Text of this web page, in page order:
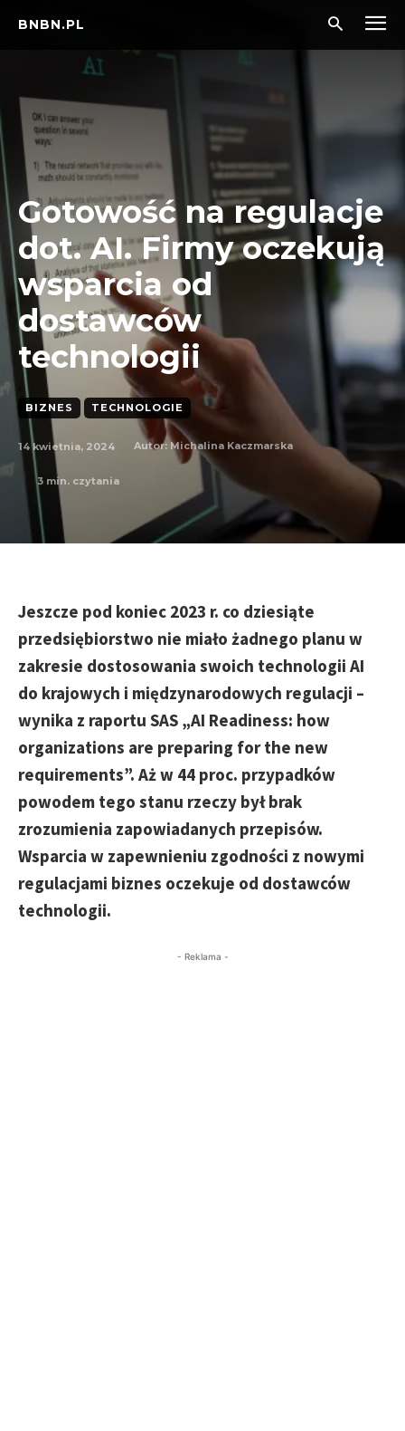
BNBN.PL
Gotowość na regulacje
dot. AI. Firmy oczekują
wsparcia od
dostawców
technologii
BIZNES TECHNOLOGIE
14 kwietnia, 2024 Autor: Michalina Kaczmarska
3 min. czytania
Jeszcze pod koniec 2023 r. co dziesiąte
przedsiębiorstwo nie miało żadnego planu w
zakresie dostosowania swoich technologii AI
do krajowych i międzynarodowych regulacji –
wynika z raportu SAS „AI Readiness: how
organizations are preparing for the new
requirements”. Aż w 44 proc. przypadków
powodem tego stanu rzeczy był brak
zrozumienia zapowiadanych przepisów.
Wsparcia w zapewnieniu zgodności z nowymi
regulacjami biznes oczekuje od dostawców
technologii.
- Reklama -